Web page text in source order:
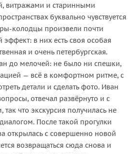
витражами и старинными
буквально чувствуется
произвели почти
в них есть своя особая
и очень петербургская.
до мелочей: не было ни спешки,
— всё в комфортном ритме, с
детали и сделать фото. Иван
отвечал развёрнуто и с
что экскурсия получилась не
После такой прогулки
открылась с совершенно новой
возвращаться сюда снова и